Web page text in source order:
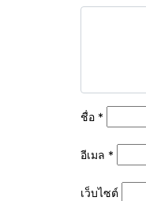
ชื่อ *
อีเมล *
เว็บไซต์